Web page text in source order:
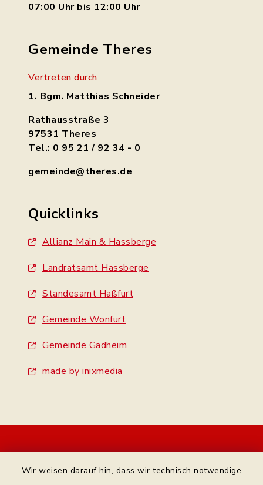
Wir weisen darauf hin, dass wir technisch notwendige
07:00 Uhr bis 12:00 Uhr
Gemeinde Theres
Vertreten durch
1. Bgm. Matthias Schneider
Rathausstraße 3
97531 Theres
Tel.: 0 95 21 / 92 34 - 0
gemeinde@theres.de
Quicklinks
Allianz Main & Hassberge
Landratsamt Hassberge
Standesamt Haßfurt
Gemeinde Wonfurt
Gemeinde Gädheim
made by inixmedia